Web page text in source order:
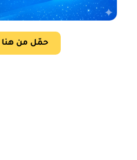
حمّل من هنا